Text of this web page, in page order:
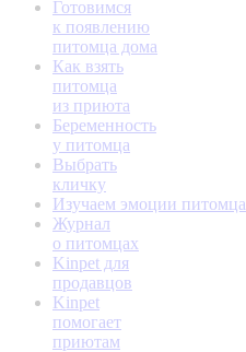
Готовимся
к появлению
питомца дома
Как взять
питомца
из приюта
Беременность
у питомца
Выбрать
кличку
Изучаем эмоции питомца
Журнал
о питомцах
Kinpet для
продавцов
Kinpet
помогает
приютам